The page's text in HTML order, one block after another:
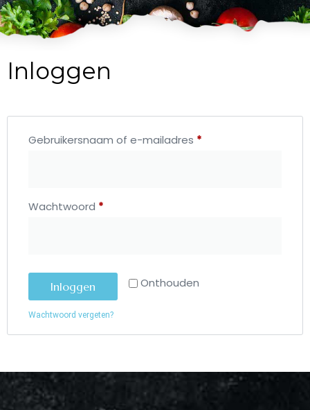
Inloggen
Gebruikersnaam of e-mailadres *
Wachtwoord *
Onthouden
Inloggen
Wachtwoord vergeten?